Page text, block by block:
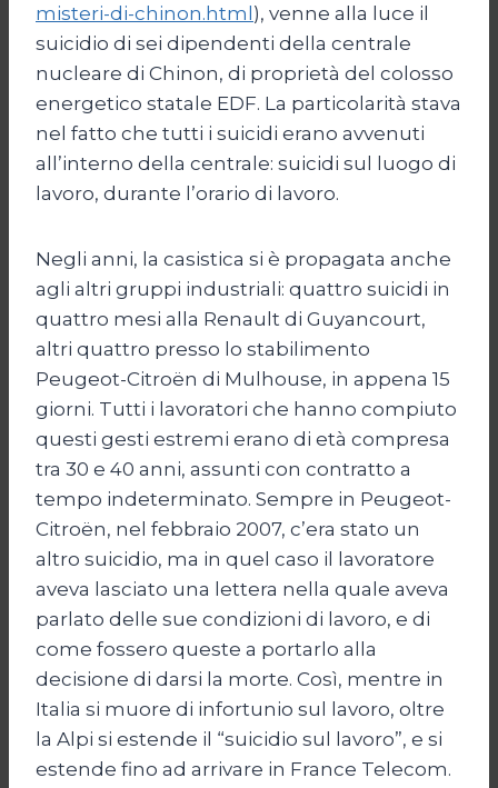
misteri-di-chinon.html), venne alla luce il
suicidio di sei dipendenti della centrale
nucleare di Chinon, di proprietà del colosso
energetico statale EDF. La particolarità stava
nel fatto che tutti i suicidi erano avvenuti
all’interno della centrale: suicidi sul luogo di
lavoro, durante l’orario di lavoro.
Negli anni, la casistica si è propagata anche
agli altri gruppi industriali: quattro suicidi in
quattro mesi alla Renault di Guyancourt,
altri quattro presso lo stabilimento
Peugeot-Citroën di Mulhouse, in appena 15
giorni. Tutti i lavoratori che hanno compiuto
questi gesti estremi erano di età compresa
tra 30 e 40 anni, assunti con contratto a
tempo indeterminato. Sempre in Peugeot-
Citroën, nel febbraio 2007, c’era stato un
altro suicidio, ma in quel caso il lavoratore
aveva lasciato una lettera nella quale aveva
parlato delle sue condizioni di lavoro, e di
come fossero queste a portarlo alla
decisione di darsi la morte. Così, mentre in
Italia si muore di infortunio sul lavoro, oltre
la Alpi si estende il “suicidio sul lavoro”, e si
estende fino ad arrivare in France Telecom.